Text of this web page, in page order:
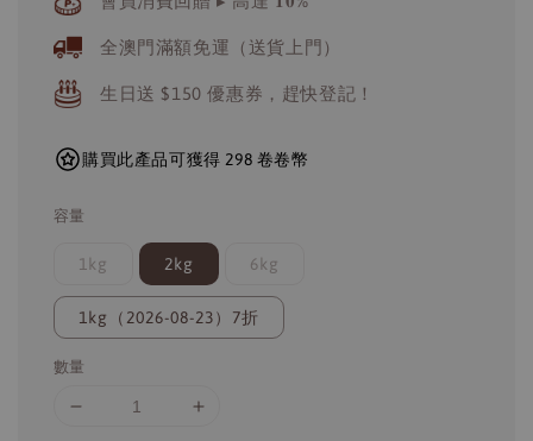
全澳門滿額免運（送貨上門）
生日送 $150 優惠券，趕快登記！
購買此產品可獲得 298 卷卷幣
容量
1kg 2kg 6kg
1kg（2026-08-23）7折
數量